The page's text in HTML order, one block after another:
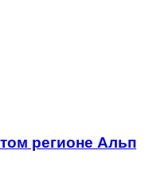
регионе Альп